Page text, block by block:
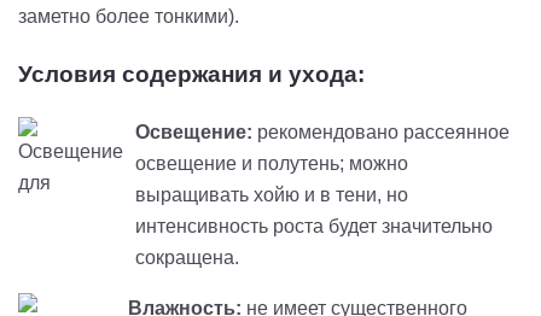
заметно более тонкими).
Условия содержания и ухода:
Освещение: рекомендовано рассеянное
освещение и полутень; можно
выращивать хойю и в тени, но
интенсивность роста будет значительно
сокращена.
Влажность: не имеет существенного